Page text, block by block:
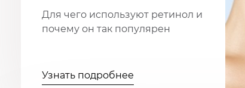
Для чего используют ретинол и
почему он так популярен
Узнать подробнее